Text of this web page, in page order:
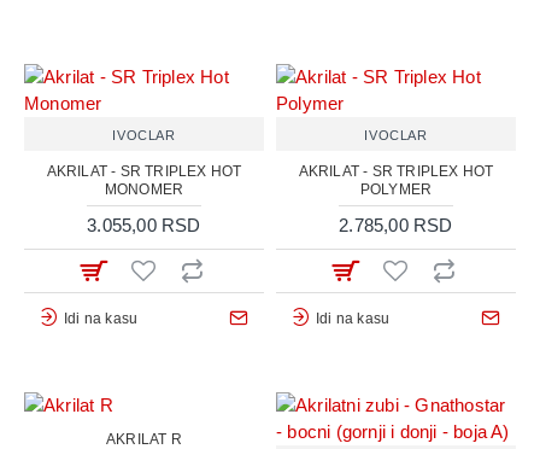
IVOCLAR
AKRILAT - SR TRIPLEX HOT
MONOMER
3.055,00 RSD
Idi na kasu
IVOCLAR
AKRILAT - SR TRIPLEX HOT
POLYMER
2.785,00 RSD
Idi na kasu
AKRILAT R